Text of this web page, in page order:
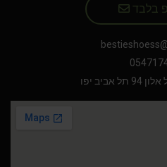
בלבד
יפו